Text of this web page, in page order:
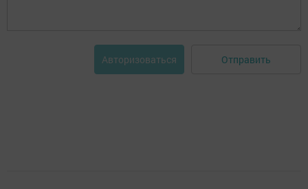
Авторизоваться Отправить